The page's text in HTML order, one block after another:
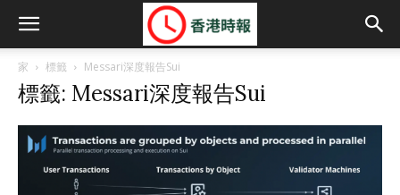
家 標籤 Messari深度報告Sui
標籤: Messari深度報告Sui